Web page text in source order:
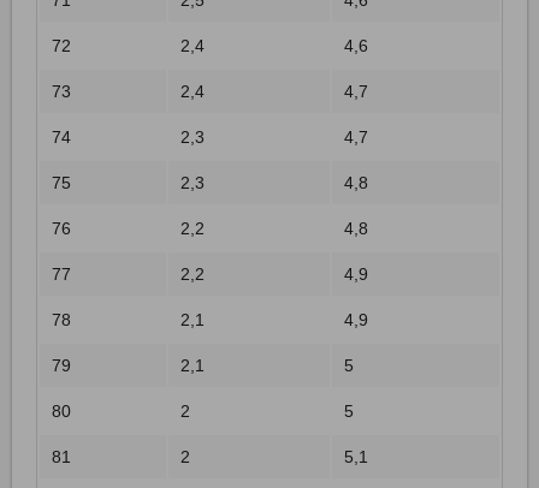
72 2,4 4,6
73 2,4 4,7
74 2,3 4,7
75 2,3 4,8
76 2,2 4,8
77 2,2 4,9
78 2,1 4,9
79 2,1 5
80 2 5
81 2 5,1